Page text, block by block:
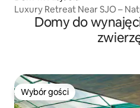
Luxury Retreat Near SJO –
Domy do
Wybór gości
Wybór gości